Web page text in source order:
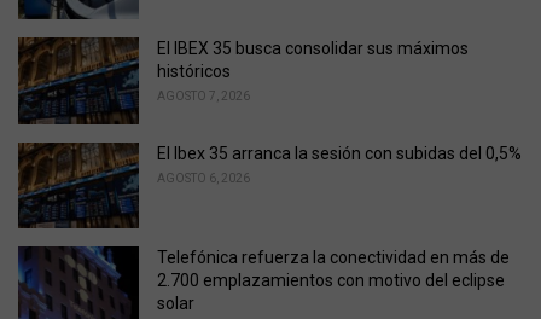
El IBEX 35 busca consolidar sus máximos
históricos
AGOSTO 7, 2026
El Ibex 35 arranca la sesión con subidas del 0,5%
AGOSTO 6, 2026
Telefónica refuerza la conectividad en más de
2.700 emplazamientos con motivo del eclipse
solar